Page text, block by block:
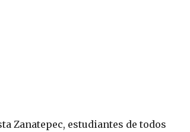
Zanatepec, estudiantes de todos